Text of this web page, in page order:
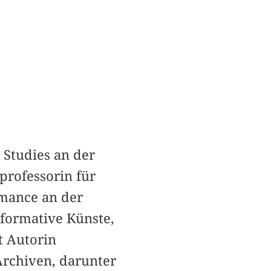
an der
für
an der
Künste,
Autorin
darunter